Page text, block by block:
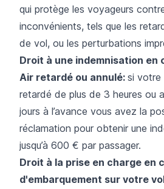
qui protège les voyageurs
inconvénients, tels que les
de vol, ou les perturbations
Droit à une indemnisation en
Air retardé ou annulé: si votre
retardé de plus de 3 heures ou
jours à l’avance vous avez la
réclamation pour obtenir une
jusqu’à 600 € par passager.
Droit à la prise en charge en
d'embarquement sur votre